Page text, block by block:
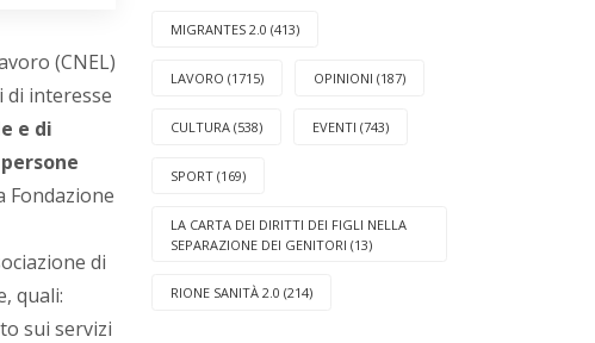
(CNEL)
di interesse
e di
Fondazione
di
quali:
sui servizi
MIGRANTES 2.0 (413)
LAVORO (1715) OPINIONI (187)
CULTURA (538) EVENTI (743)
SPORT (169)
LA CARTA DEI DIRITTI DEI FIGLI NELLA
SEPARAZIONE DEI GENITORI (13)
RIONE SANITÀ 2.0 (214)